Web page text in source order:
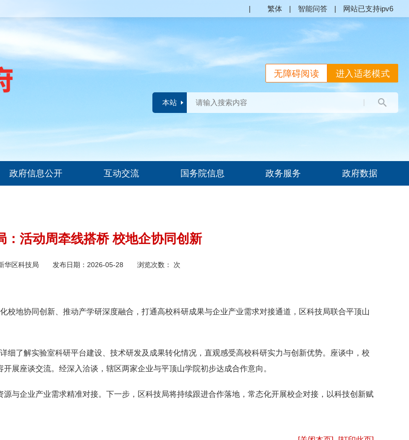
| 繁体 | 智能问答 | 网站已支持ipv6
进入适老模式
无障碍阅读
本站
政府信息公开 互动交流 国务院信息 政务服务 政府数据
：活动周牵线搭桥 校地企协同创新
华区科技局 发布日期： 2026-05-28 浏览次数： 次
校地协同创新、推动产学研深度融合，打通高校科研成果与企业产业需求对接通道，区科技局联合平顶山
细了解实验室科研平台建设、技术研发及成果转化情况，直观感受高校科研实力与创新优势。座谈中，校
展座谈交流。经深入洽谈，辖区两家企业与平顶山学院初步达成合作意向。
与企业产业需求精准对接。下一步，区科技局将持续跟进合作落地，常态化开展校企对接，以科技创新赋